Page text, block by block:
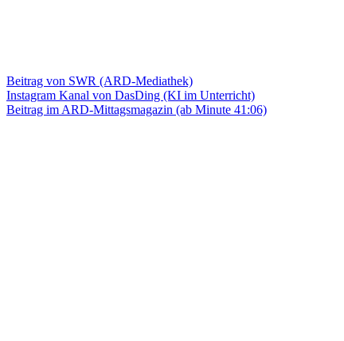
Beitrag von SWR (ARD-Mediathek)
Instagram Kanal von DasDing (KI im Unterricht)
Beitrag im ARD-Mittagsmagazin (ab Minute 41:06)